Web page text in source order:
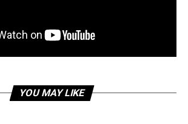
YOU MAY LIKE